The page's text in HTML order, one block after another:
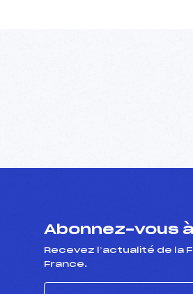
Abonnez-vous
Recevez l’actualité de la
France.